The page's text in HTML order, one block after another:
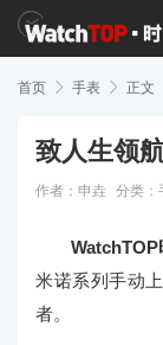
首页  手表  正文
致人生领
作者：申垚 分类：
米诺系列手动
者。